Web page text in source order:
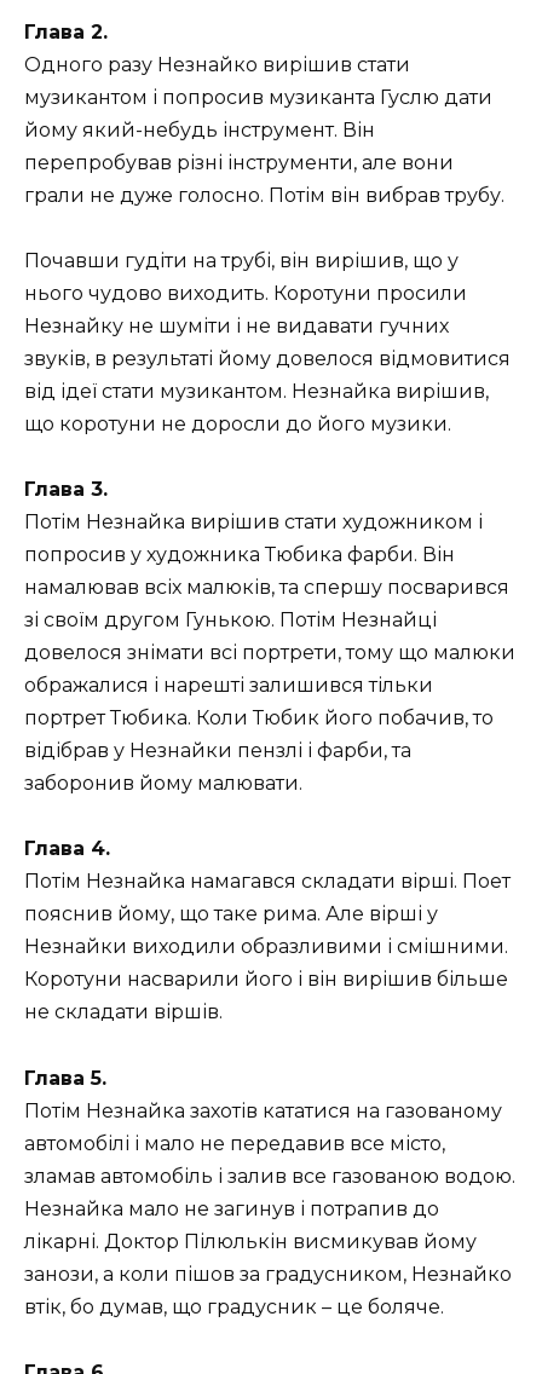
Глава 2.
Одного разу Незнайко вирішив стати
музикантом і попросив музиканта Гуслю дати
йому який-небудь інструмент. Він
перепробував різні інструменти, але вони
грали не дуже голосно. Потім він вибрав трубу.
Почавши гудіти на трубі, він вирішив, що у
нього чудово виходить. Коротуни просили
Незнайку не шуміти і не видавати гучних
звуків, в результаті йому довелося відмовитися
від ідеї стати музикантом. Незнайка вирішив,
що коротуни не доросли до його музики.
Глава 3.
Потім Незнайка вирішив стати художником і
попросив у художника Тюбика фарби. Він
намалював всіх малюків, та спершу посварився
зі своїм другом Гунькою. Потім Незнайці
довелося знімати всі портрети, тому що малюки
ображалися і нарешті залишився тільки
портрет Тюбика. Коли Тюбик його побачив, то
відібрав у Незнайки пензлі і фарби, та
заборонив йому малювати.
Глава 4.
Потім Незнайка намагався складати вірші. Поет
пояснив йому, що таке рима. Але вірші у
Незнайки виходили образливими і смішними.
Коротуни насварили його і він вирішив більше
не складати віршів.
Глава 5.
Потім Незнайка захотів кататися на газованому
автомобілі і мало не передавив все місто,
зламав автомобіль і залив все газованою водою.
Незнайка мало не загинув і потрапив до
лікарні. Доктор Пілюлькін висмикував йому
занози, а коли пішов за градусником, Незнайко
втік, бо думав, що градусник – це боляче.